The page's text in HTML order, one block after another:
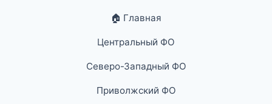
🏠 Главная
Центральный ФО
Северо-Западный ФО
Приволжский ФО